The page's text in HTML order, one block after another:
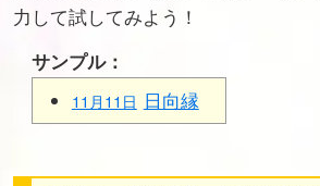
力して試してみよう！
サンプル：
11月11日 日向縁